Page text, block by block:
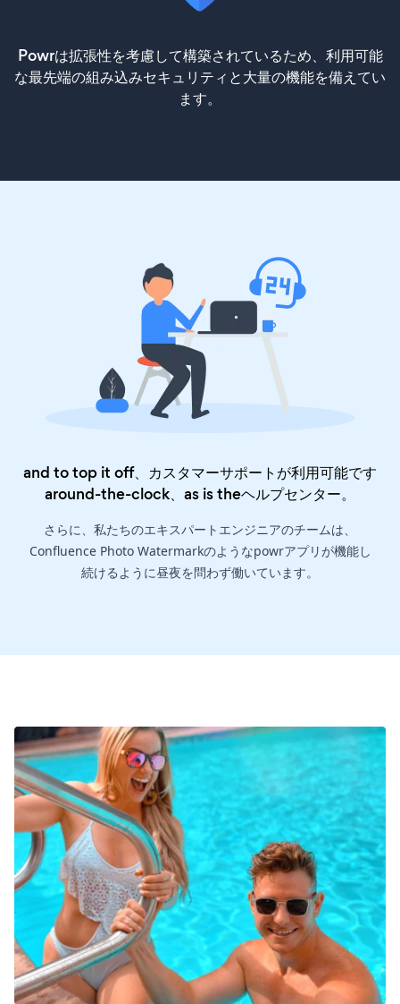
Powrは拡張性を考慮して構築されているため、利用可能
な最先端の組み込みセキュリティと大量の機能を備えてい
ます。
and to top it off、カスタマーサポートが利用可能です
around-the-clock、as is theヘルプセンター。
さらに、私たちのエキスパートエンジニアのチームは、
Confluence Photo Watermarkのようなpowrアプリが機能し
続けるように昼夜を問わず働いています。